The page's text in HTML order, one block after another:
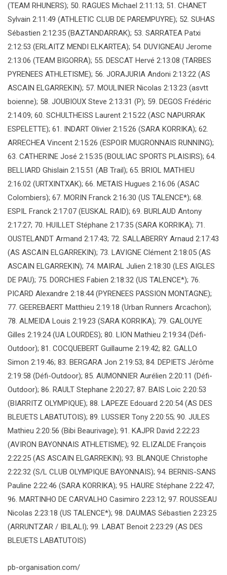
(TEAM RHUNERS); 50. RAGUES Michael 2:11:13; 51. CHANET
Sylvain 2:11:49 (ATHLETIC CLUB DE PAREMPUYRE); 52. SUHAS
Sébastien 2:12:35 (BAZTANDARRAK); 53. SARRATEA Patxi
2:12:53 (ERLAITZ MENDI ELKARTEA); 54. DUVIGNEAU Jerome
2:13:06 (TEAM BIGORRA); 55. DESCAT Hervé 2:13:08 (TARBES
PYRENEES ATHLETISME); 56. JORAJURIA Andoni 2:13:22 (AS
ASCAIN ELGARREKIN); 57. MOULINIER Nicolas 2:13:23 (asvtt
boienne); 58. JOUBIOUX Steve 2:13:31 (P); 59. DEGOS Frédéric
2:14:09; 60. SCHULTHEISS Laurent 2:15:22 (ASC NAPURRAK
ESPELETTE); 61. INDART Olivier 2:15:26 (SARA KORRIKA); 62.
ARRECHEA Vincent 2:15:26 (ESPOIR MUGRONNAIS RUNNING);
63. CATHERINE José 2:15:35 (BOULIAC SPORTS PLAISIRS); 64.
BELLIARD Ghislain 2:15:51 (AB Trail); 65. BRIOL MATHIEU
2:16:02 (URTXINTXAK); 66. METAIS Hugues 2:16:06 (ASAC
Colombiers); 67. MORIN Franck 2:16:30 (US TALENCE*); 68.
ESPIL Franck 2:17:07 (EUSKAL RAID); 69. BURLAUD Antony
2:17:27; 70. HUILLET Stéphane 2:17:35 (SARA KORRIKA); 71.
OUSTELANDT Armand 2:17:43; 72. SALLABERRY Arnaud 2:17:43
(AS ASCAIN ELGARREKIN); 73. LAVIGNE Clément 2:18:05 (AS
ASCAIN ELGARREKIN); 74. MAIRAL Julien 2:18:30 (LES AIGLES
DE PAU); 75. DORCHIES Fabien 2:18:32 (US TALENCE*); 76.
PICARD Alexandre 2:18:44 (PYRENEES PASSION MONTAGNE);
77. GEEREBAERT Matthieu 2:19:18 (Urban Runners Arcachon);
78. ALMEIDA Louis 2:19:23 (SARA KORRIKA); 79. GALOUYE
Gilles 2:19:24 (UA LOURDES); 80. LION Mathieu 2:19:34 (Défi-
Outdoor); 81. COCQUEBERT Guillaume 2:19:42; 82. GALLO
Simon 2:19:46; 83. BERGARA Jon 2:19:53; 84. DEPIETS Jérôme
2:19:58 (Défi-Outdoor); 85. AUMONNIER Aurélien 2:20:11 (Défi-
Outdoor); 86. RAULT Stephane 2:20:27; 87. BAIS Loic 2:20:53
(BIARRITZ OLYMPIQUE); 88. LAPEZE Edouard 2:20:54 (AS DES
BLEUETS LABATUTOIS); 89. LUSSIER Tony 2:20:55; 90. JULES
Mathieu 2:20:56 (Bibi Beaurivage); 91. KAJPR David 2:22:23
(AVIRON BAYONNAIS ATHLETISME); 92. ELIZALDE François
2:22:25 (AS ASCAIN ELGARREKIN); 93. BLANQUE Christophe
2:22:32 (S/L CLUB OLYMPIQUE BAYONNAIS); 94. BERNIS-SANS
Pauline 2:22:46 (SARA KORRIKA); 95. HAURE Stéphane 2:22:47;
96. MARTINHO DE CARVALHO Casimiro 2:23:12; 97. ROUSSEAU
Nicolas 2:23:18 (US TALENCE*); 98. DAUMAS Sébastien 2:23:25
(ARRUNTZAR / IBILALI); 99. LABAT Benoit 2:23:29 (AS DES
BLEUETS LABATUTOIS)
pb-organisation.com/